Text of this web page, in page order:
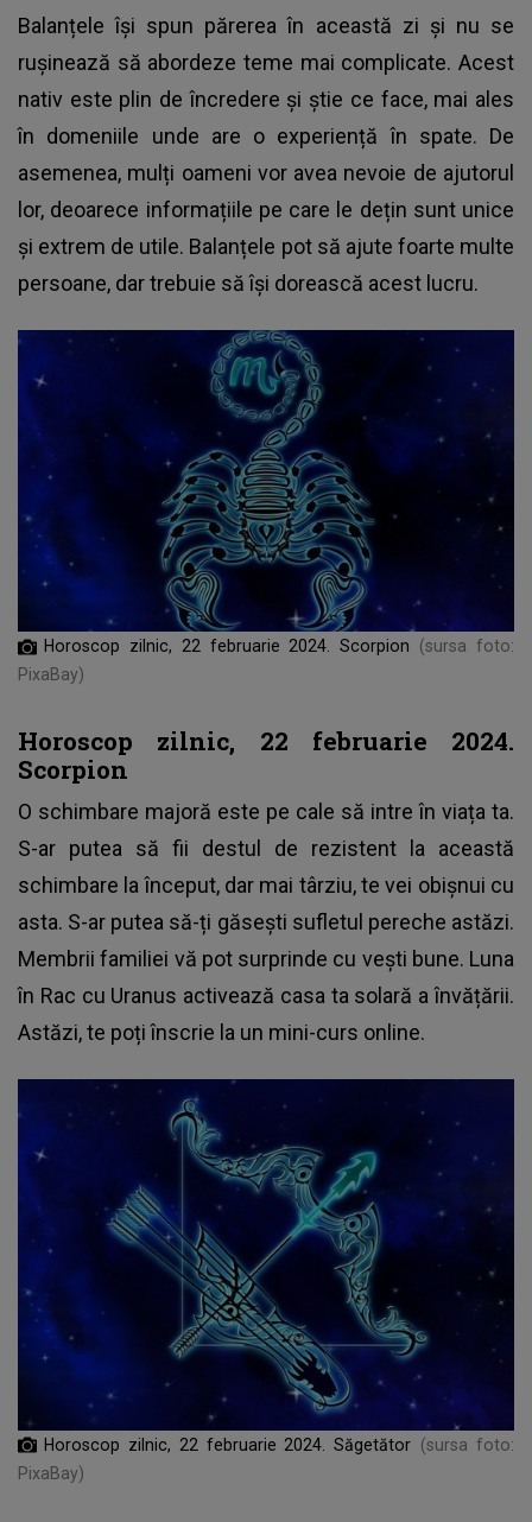
Balanțele își spun părerea în această zi și nu se
rușinează să abordeze teme mai complicate. Acest
nativ este plin de încredere și știe ce face, mai ales
în domeniile unde are o experiență în spate. De
asemenea, mulți oameni vor avea nevoie de ajutorul
lor, deoarece informațiile pe care le dețin sunt unice
și extrem de utile. Balanțele pot să ajute foarte multe
persoane, dar trebuie să își dorească acest lucru.
Horoscop zilnic, 22 februarie 2024. Scorpion
(sursa foto:
PixaBay)
Horoscop zilnic, 22 februarie 2024.
Scorpion
O schimbare majoră este pe cale să intre în viața ta.
S-ar putea să fii destul de rezistent la această
schimbare la început, dar mai târziu, te vei obișnui cu
asta. S-ar putea să-ți găsești sufletul pereche astăzi.
Membrii familiei vă pot surprinde cu vești bune. Luna
în Rac cu Uranus activează casa ta solară a învățării.
Astăzi, te poți înscrie la un mini-curs online.
Horoscop zilnic, 22 februarie 2024. Săgetător (sursa foto:
PixaBay)